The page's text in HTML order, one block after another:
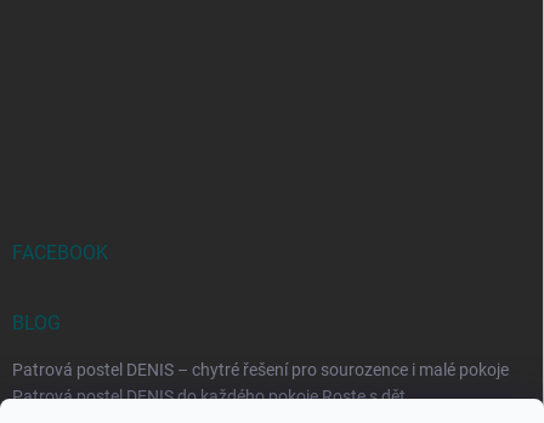
FACEBOOK
BLOG
Patrová postel DENIS – chytré řešení pro sourozence i malé pokoje
Patrová postel DENIS do každého pokoje Roste s dět...